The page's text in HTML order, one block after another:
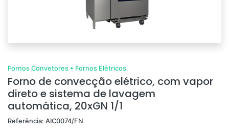
Fornos Convetores • Fornos Elétricos
Forno de convecção elétrico, com vapor
direto e sistema de lavagem
automática, 20xGN 1/1
Referência: AIC0074/FN